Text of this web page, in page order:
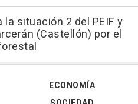
situación 2 del PEIF y
(Castellón) por el
ECONOMÍA